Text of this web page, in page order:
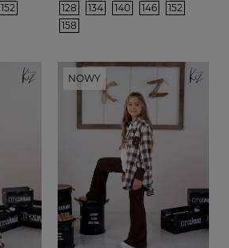
152
128 134 140 146
152
158
NOWY